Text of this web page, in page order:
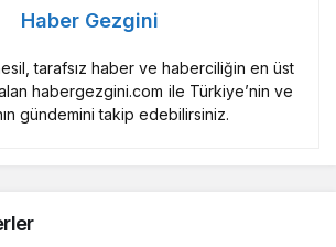
Haber Gezgini
tarafsız haber ve haberciliğin en üst
habergezgini.com ile Türkiye’nin ve
gündemini takip edebilirsiniz.